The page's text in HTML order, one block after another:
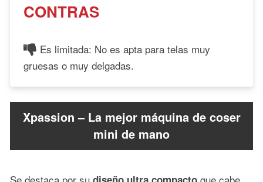
CONTRAS
Es limitada: No es apta para telas muy
gruesas o muy delgadas.
Xpassion – La mejor máquina de coser
mini de mano